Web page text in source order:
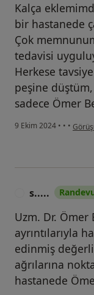
Kalça
bir hastanede
Çok
tedavisi
Herkese
peşine
sadece Ömer
9 Ekim 2024 • • •
s.....
Uzm. Dr. Ömer
ayrıntılarıyla
edinmiş
ağrılarına
hastanede